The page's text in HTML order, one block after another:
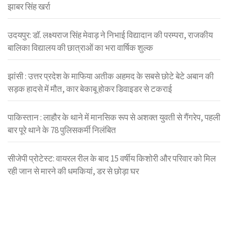
झाबर सिंह खर्रा
उदयपुर: डॉ. लक्ष्यराज सिंह मेवाड़ ने निभाई विद्यादान की परम्परा, राजकीय
बालिका विद्यालय की छात्राओं का भरा वार्षिक शुल्क
झांसी : उत्तर प्रदेश के माफिया अतीक अहमद के सबसे छोटे बेटे अबान की
सड़क हादसे में मौत, कार बेकाबू होकर डिवाइडर से टकराई
पाकिस्तान : लाहौर के थाने में मानसिक रूप से अशक्त युवती से गैंगरेप, पहली
बार पूरे थाने के 78 पुलिसकर्मी निलंबित
सीजेपी प्रोटेस्ट: वायरल रील के बाद 15 वर्षीय किशोरी और परिवार को मिल
रही जान से मारने की धमकियां, डर से छोड़ा घर